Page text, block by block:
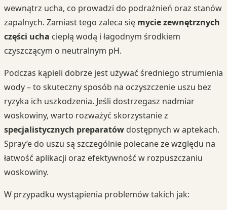
wewnątrz ucha, co prowadzi do podrażnień oraz stanów
zapalnych. Zamiast tego zaleca się mycie zewnętrznych
części ucha ciepłą wodą i łagodnym środkiem
czyszczącym o neutralnym pH.
Podczas kąpieli dobrze jest używać średniego strumienia
wody – to skuteczny sposób na oczyszczenie uszu bez
ryzyka ich uszkodzenia. Jeśli dostrzegasz nadmiar
woskowiny, warto rozważyć skorzystanie z
specjalistycznych preparatów dostępnych w aptekach.
Spray’e do uszu są szczególnie polecane ze względu na
łatwość aplikacji oraz efektywność w rozpuszczaniu
woskowiny.
W przypadku wystąpienia problemów takich jak: